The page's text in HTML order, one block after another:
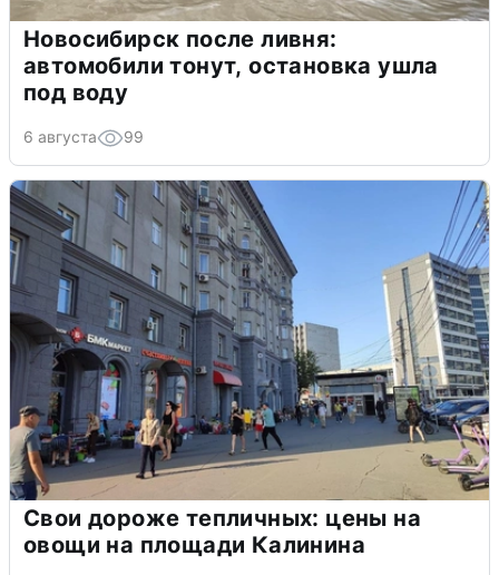
Новосибирск после ливня:
автомобили тонут, остановка ушла
под воду
6 августа 99
Свои дороже тепличных: цены на
овощи на площади Калинина